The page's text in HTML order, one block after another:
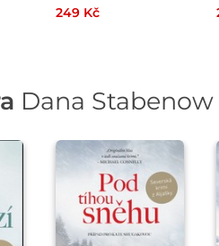
249 Kč
Dana Stabenow